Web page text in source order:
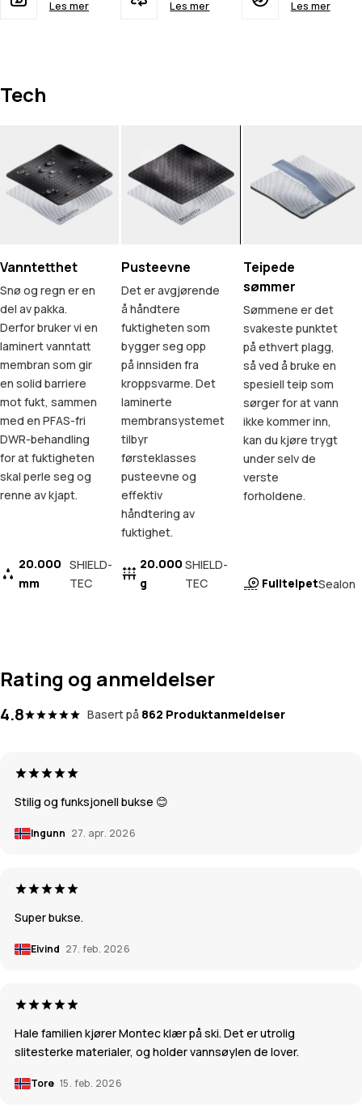
Les mer Les mer Les mer
Tech
Vanntetthet
Snø og regn er en
del av pakka.
Derfor bruker vi en
laminert vanntatt
membran som gir
en solid barriere
mot fukt, sammen
med en PFAS-fri
DWR-behandling
for at fuktigheten
skal perle seg og
renne av kjapt.
20.000
mm
SHIELD-
TEC
Pusteevne
Det er avgjørende
å håndtere
fuktigheten som
bygger seg opp
på innsiden fra
kroppsvarme. Det
laminerte
membransystemet
tilbyr
førsteklasses
pusteevne og
effektiv
håndtering av
fuktighet.
20.000
g
SHIELD-
TEC
Teipede
sømmer
Sømmene er det
svakeste punktet
på ethvert plagg,
så ved å bruke en
spesiell teip som
sørger for at vann
ikke kommer inn,
kan du kjøre trygt
under selv de
verste
forholdene.
FullteipetSealon
Rating og anmeldelser
4.8 Basert på 862 Produktanmeldelser
Stilig og funksjonell bukse 😊
Ingunn 27. apr. 2026
Super bukse.
Eivind 27. feb. 2026
Hale familien kjører Montec klær på ski. Det er utrolig
slitesterke materialer, og holder vannsøylen de lover.
Tore 15. feb. 2026